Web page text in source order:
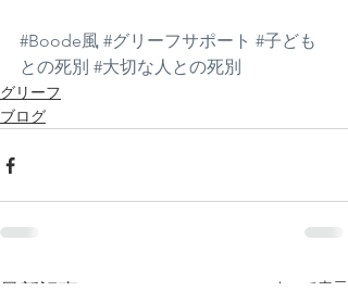
#Boode風 #グリーフサポート #子ども
との死別 #大切な人との死別
グリーフ
ブログ
最新記事 すべて表示